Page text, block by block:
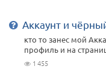
Аккаунт и
кто то занес мой
профиль и на
1 455